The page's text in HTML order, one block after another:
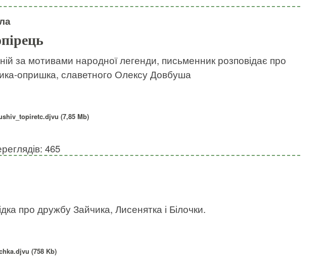
за мотивами народної легенди, письменник розповідає про
опришка, славетного Олексу Довбуша
(7,85 Mb)
465
про дружбу Зайчика, Лисенятка і Білочки.
(758 Kb)